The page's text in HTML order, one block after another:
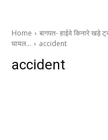
Home
बागपत- हाईवे किनारे खड़े
घायल…
accident
accident